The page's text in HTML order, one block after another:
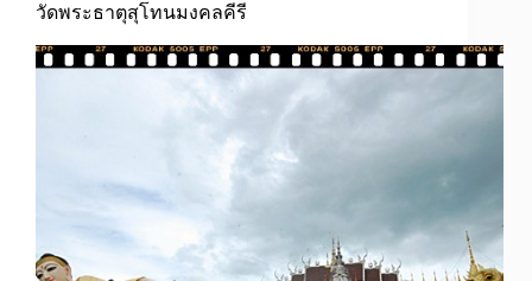
วัดพระธาตุสุโทนมงคลคีรี